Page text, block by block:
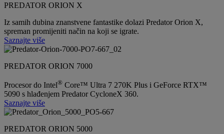
PREDATOR ORION X
Iz samih dubina znanstvene fantastike dolazi Predator Orion X,
spreman promijeniti način na koji se igrate.
Saznajte više
PREDATOR ORION 7000
Procesor do Intel® Core™ Ultra 7 270K Plus i GeForce RTX™
5090 s hlađenjem Predator CycloneX 360.
Saznajte više
PREDATOR ORION 5000